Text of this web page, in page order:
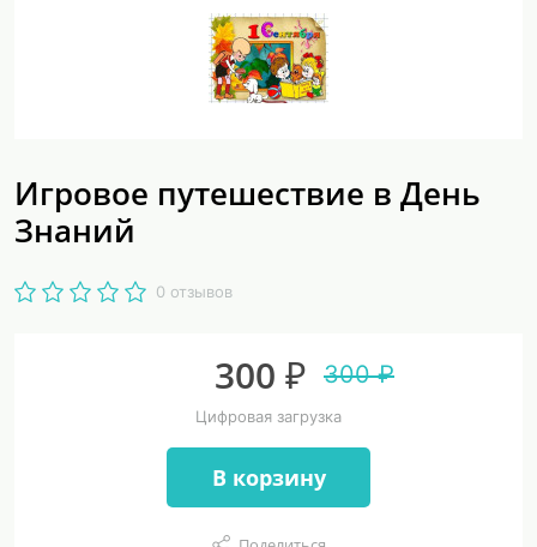
Игровое путешествие в День
Знаний
0 отзывов
300 ₽ 300 ₽
Цифровая загрузка
В корзину